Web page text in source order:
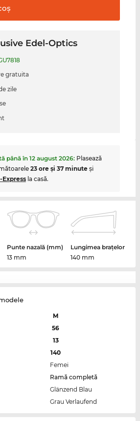
Edel-Optics
gratuita
zile
până în 12 august 2026: Plasează
23 ore şi 37 minuteşi
Expressla casă.
Punte nazală (mm)
13 mm
Lungimea brațelor
140 mm
M
56
13
140
Femei
Ramă completă
Glänzend Blau
Grau Verlaufend